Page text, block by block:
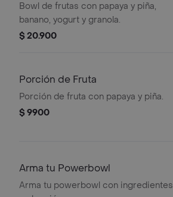
Bowl de frutas con papaya y piña,
banano, yogurt y granola.
$ 20.900
Porción de Fruta
Porción de fruta con papaya y piña.
$ 9900
Arma tu Powerbowl
Arma tu powerbowl con ingredientes